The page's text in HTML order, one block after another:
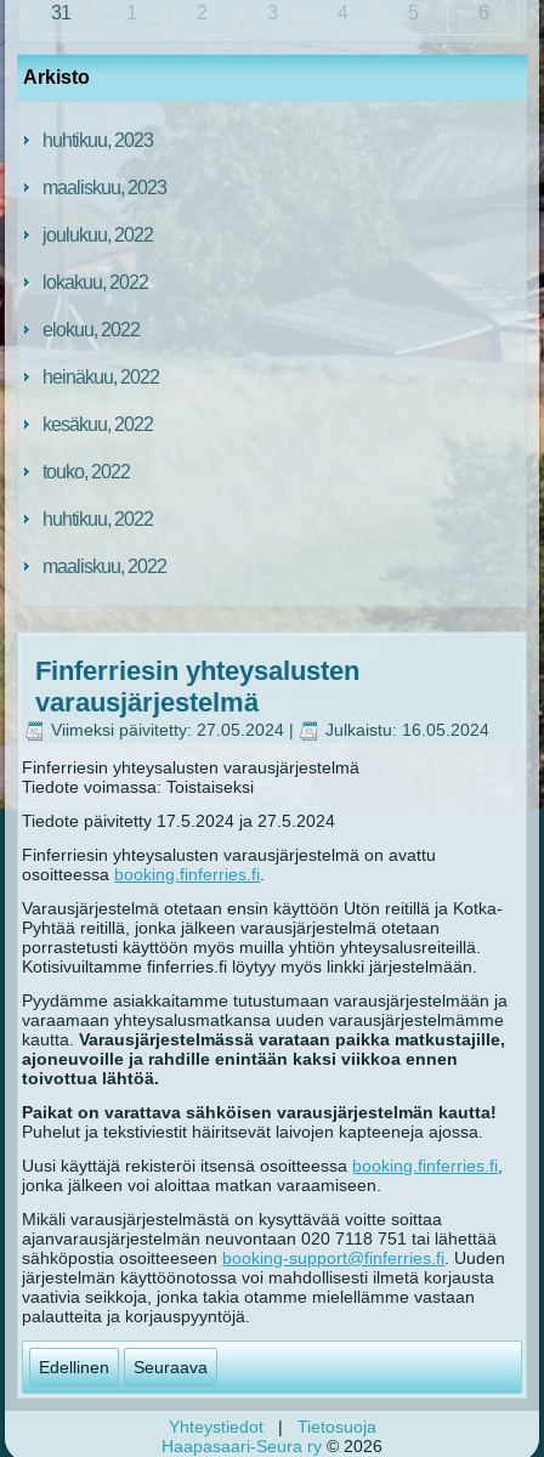
31
1 2 3 4 5 6
Arkisto
huhtikuu, 2023
maaliskuu, 2023
joulukuu, 2022
lokakuu, 2022
elokuu, 2022
heinäkuu, 2022
kesäkuu, 2022
touko, 2022
huhtikuu, 2022
maaliskuu, 2022
Finferriesin yhteysalusten
varausjärjestelmä
Viimeksi päivitetty: 27.05.2024 |
Julkaistu: 16.05.2024
Finferriesin yhteysalusten varausjärjestelmä
Tiedote voimassa: Toistaiseksi
Tiedote päivitetty 17.5.2024 ja 27.5.2024
Finferriesin yhteysalusten varausjärjestelmä on avattu
osoitteessa booking.finferries.fi.
Varausjärjestelmä otetaan ensin käyttöön Utön reitillä ja Kotka-
Pyhtää reitillä, jonka jälkeen varausjärjestelmä otetaan
porrastetusti käyttöön myös muilla yhtiön yhteysalusreiteillä.
Kotisivuiltamme finferries.fi löytyy myös linkki järjestelmään.
Pyydämme asiakkaitamme tutustumaan varausjärjestelmään ja
varaamaan yhteysalusmatkansa uuden varausjärjestelmämme
kautta.Varausjärjestelmässä varataan paikka matkustajille,
ajoneuvoille ja rahdille enintään kaksi viikkoa ennen
toivottua lähtöä.
Paikat on varattava sähköisen varausjärjestelmän kautta!
Puhelut ja tekstiviestit häiritsevät laivojen kapteeneja ajossa.
Uusi käyttäjä rekisteröi itsensä osoitteessa booking.finferries.fi,
jonka jälkeen voi aloittaa matkan varaamiseen.
Mikäli varausjärjestelmästä on kysyttävää voitte soittaa
ajanvarausjärjestelmän neuvontaan 020 7118 751 tai lähettää
sähköpostia osoitteeseen booking-support@finferries.fi. Uuden
järjestelmän käyttöönotossa voi mahdollisesti ilmetä korjausta
vaativia seikkoja, jonka takia otamme mielellämme vastaan
palautteita ja korjauspyyntöjä.
Edellinen Seuraava
Yhteystiedot| Tietosuoja
Haapasaari-Seura ry © 2026